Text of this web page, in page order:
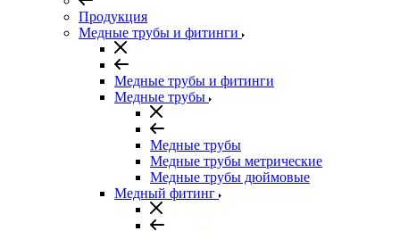
Продукция
Медные трубы и фитинги
Медные трубы и фитинги
Медные трубы
Медные трубы
Медные трубы метрические
Медные трубы дюймовые
Медный фитинг